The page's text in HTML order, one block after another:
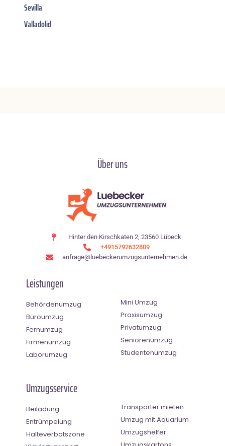
Sevilla
Valladolid
Über uns
Hinter den Kirschkaten 2, 23560 Lübeck
+4915792632809
anfrage@luebeckerumzugsunternehmen.de
Leistungen
Behördenumzug
Büroumzug
Fernumzug
Firmenumzug
Laborumzug
Mini Umzug
Praxisumzug
Privatumzug
Seniorenumzug
Studentenumzug
Umzugsservice
Beiladung
Entrümpelung
Halteverbotszone
Transporter mieten
Umzug mit Aquarium
Umzugshelfer